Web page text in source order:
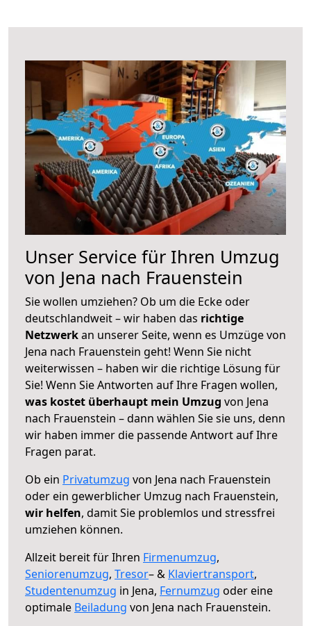
Unser Service für Ihren Umzug
von Jena nach Frauenstein
Sie wollen umziehen? Ob um die Ecke oder
deutschlandweit – wir haben das richtige
Netzwerkan unserer Seite, wenn es Umzüge von
Jena nach Frauenstein geht! Wenn Sie nicht
weiterwissen – haben wir die richtige Lösung für
Sie! Wenn Sie Antworten auf Ihre Fragen wollen,
was kostet überhaupt mein Umzug von Jena
nach Frauenstein – dann wählen Sie sie uns, denn
wir haben immer die passende Antwort auf Ihre
Fragen parat.
Ob ein Privatumzug von Jena nach Frauenstein
oder ein gewerblicher Umzug nach Frauenstein,
wir helfen, damit Sie problemlos und stressfrei
umziehen können.
Allzeit bereit für Ihren Firmenumzug,
Seniorenumzug, Tresor– & Klaviertransport,
Studentenumzug in Jena, Fernumzug oder eine
optimale Beiladung von Jena nach Frauenstein.